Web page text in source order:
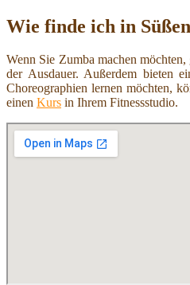
Wie finde ich in
Wenn Sie Zumba machen
der Ausdauer. Außerdem bieten
Choreographien lernen möchten,
einen Kurs in Ihrem Fitnessstudio.